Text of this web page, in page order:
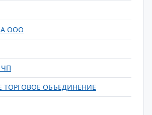
ООО
ТОРГОВОЕ ОБЪЕДИНЕНИЕ